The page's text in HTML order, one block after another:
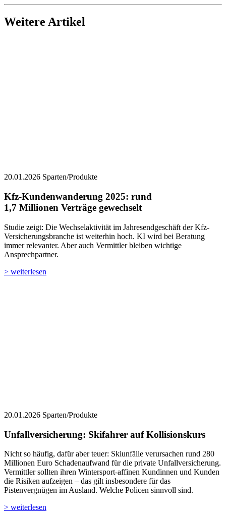
Weitere Artikel
20.01.2026 Sparten/Produkte
Kfz-Kundenwanderung 2025: ­rund
1,7 Millionen Verträge gewechselt
Studie zeigt: Die Wechselaktivität im Jahresendgeschäft der Kfz-
Versicherungsbranche ist weiterhin hoch. KI wird bei Beratung
immer relevanter. Aber auch Vermittler bleiben wichtige
Ansprechpartner.
> weiterlesen
20.01.2026 Sparten/Produkte
Unfallversicherung: Skifahrer auf Kollisionskurs
Nicht so häufig, dafür aber teuer: Skiunfälle verursachen rund 280
Millionen Euro Schadenaufwand für die private Unfallversicherung.
Vermittler sollten ihren Wintersport-affinen Kundinnen und Kunden
die Risiken aufzeigen – das gilt insbesondere für das
Pistenvergnügen im Ausland. Welche Policen sinnvoll sind.
> weiterlesen